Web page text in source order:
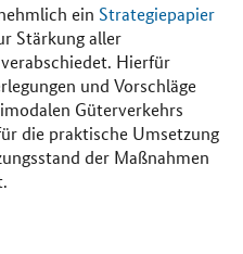
ein Strategiepapier
Stärkung aller
Hierfür
und Vorschläge
Güterverkehrs
die praktische Umsetzung
der Maßnahmen